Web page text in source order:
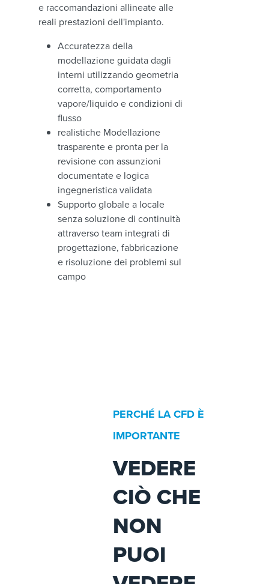
e raccomandazioni allineate alle
reali prestazioni dell'impianto.
Accuratezza della
modellazione guidata dagli
interni utilizzando geometria
corretta, comportamento
vapore/liquido e condizioni di
flusso
realistiche Modellazione
trasparente e pronta per la
revisione con assunzioni
documentate e logica
ingegneristica validata
Supporto globale a locale
senza soluzione di continuità
attraverso team integrati di
progettazione, fabbricazione
e risoluzione dei problemi sul
campo
PERCHÉ LA CFD È
IMPORTANTE
VEDERE
CIÒ CHE
NON
PUOI